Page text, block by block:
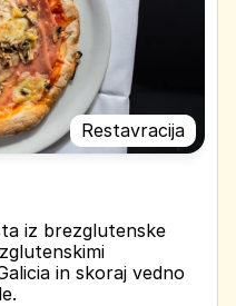
Restavracija
iz brezglutenske
in skoraj vedno